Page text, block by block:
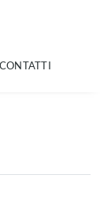
CONTATTI